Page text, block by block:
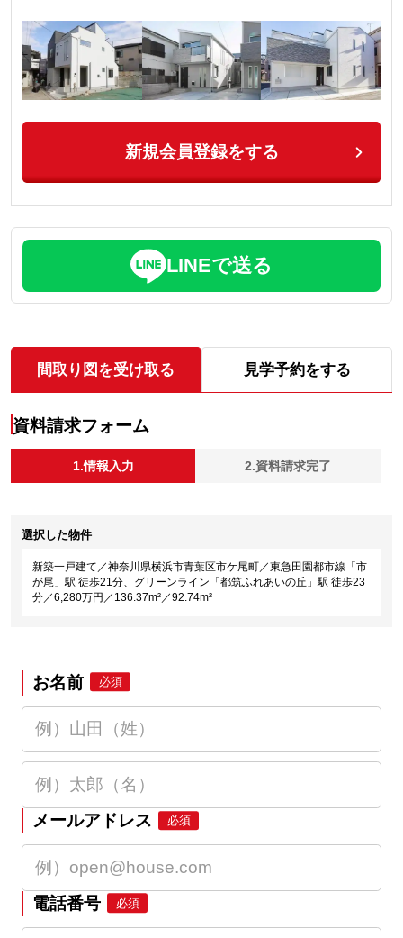
新規会員登録をする
LINEで送る
間取り図を受け取る 見学予約をする
資料請求フォーム
1.情報入力 2.資料請求完了
選択した物件
新築一戸建て／神奈川県横浜市青葉区市ケ尾町／東急田園都市線「市
が尾」駅 徒歩21分、グリーンライン「都筑ふれあいの丘」駅 徒歩23
分／6,280万円／136.37m²／92.74m²
お名前 必須
メールアドレス 必須
電話番号 必須